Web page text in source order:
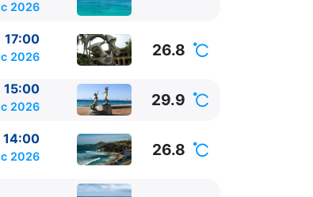
2026
17:00
2026 26.8
15:00
2026 29.9
14:00
2026 26.8